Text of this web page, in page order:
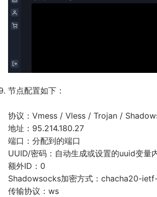
节点配置如下：
协议：Vmess / Vless / Trojan /
地址：95.214.180.27
端口：分配到的端口
UUID/密码：自动生成或设置的uuid变量
额外ID：0
Shadowsocks加密方式：chacha20-
传输协议：ws